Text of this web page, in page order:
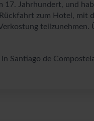
17. Jahrhundert, und
zum Hotel, mit
teilzunehmen.
Santiago de